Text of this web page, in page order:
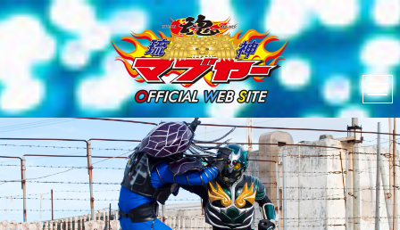
ナ
ビ
ゲ
ー
シ
ョ